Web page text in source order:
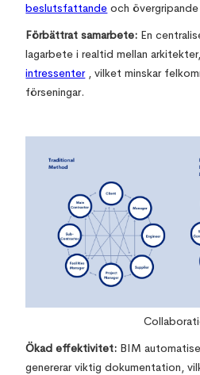
beslutsfattande och
Förbättrat samarbete: En
lagarbete i realtid mellan
intressenter, vilket minskar
förseningar.
Ökad effektivitet: BIM
genererar viktig dokumentation,